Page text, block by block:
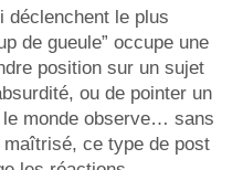
déclenchent le plus
de gueule” occupe une
position sur un sujet
ou de pointer un
monde observe… sans
ce type de post